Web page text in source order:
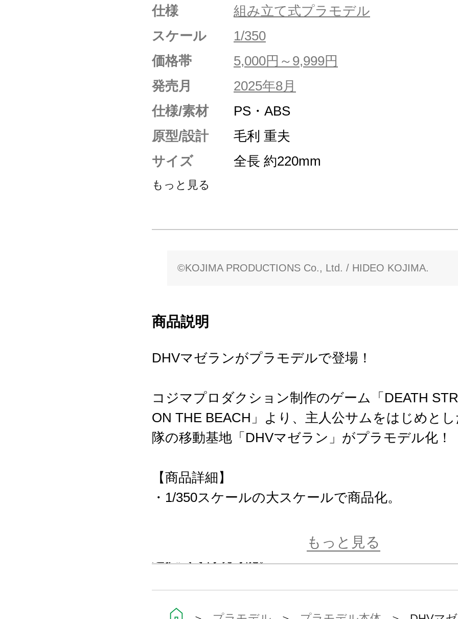
仕様
組み立て式プラモデル
スケール
1/350
価格帯
5,000円～9,999円
発売月
2025年8月
仕様/素材
PS・ABS
原型/設計
毛利 重夫
サイズ
全長 約220mm
もっと見る
©KOJIMA PRODUCTIONS Co., Ltd. / HIDEO KOJIMA.
商品説明
DHVマゼランがプラモデルで登場！
コジマプロダクション制作のゲーム「DEATH
ON THE BEACH」より、主人公サムをはじめと
隊の移動基地「DHVマゼラン」がプラモデル化！
【商品詳細】
・1/350スケールの大スケールで商品化。
・艦体上面に装備されたCIWSはガトリングとミ
もっと見る